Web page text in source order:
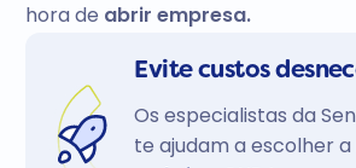
hora de abrir empresa.
Evite custos
Os especialistas da
te ajudam a escolher a